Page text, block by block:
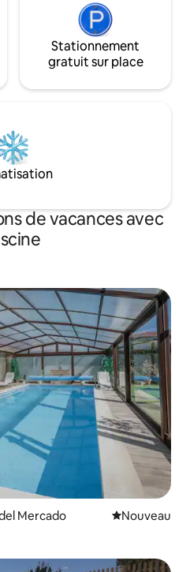
Stationnement
gratuit sur place
de vacances avec
Mercado Nouvel
Nouveau